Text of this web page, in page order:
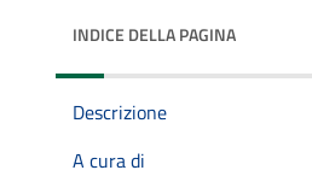
INDICE DELLA PAGINA
Descrizione
A cura di